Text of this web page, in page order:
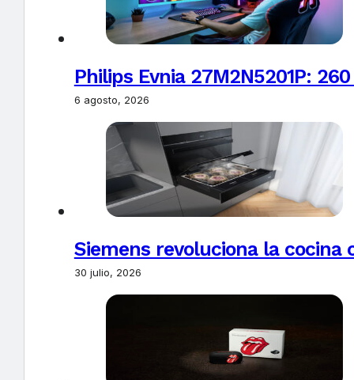
Philips Evnia 27M2N5201P:
6 agosto, 2026
Siemens revoluciona la
30 julio, 2026